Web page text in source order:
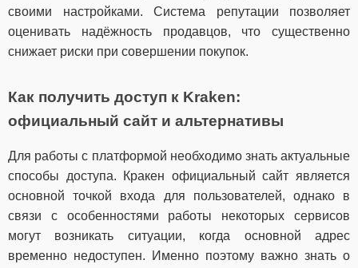
своими настройками. Система репутации позволяет
оценивать надёжность продавцов, что существенно
снижает риски при совершении покупок.
Как получить доступ к Kraken:
официальный сайт и альтернативы
Для работы с платформой необходимо знать актуальные
способы доступа. Кракен официальный сайт является
основной точкой входа для пользователей, однако в
связи с особенностями работы некоторых сервисов
могут возникать ситуации, когда основной адрес
временно недоступен. Именно поэтому важно знать о